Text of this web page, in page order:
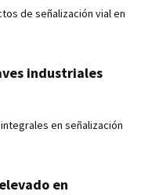
de señalización vial en
industriales
en señalización
en